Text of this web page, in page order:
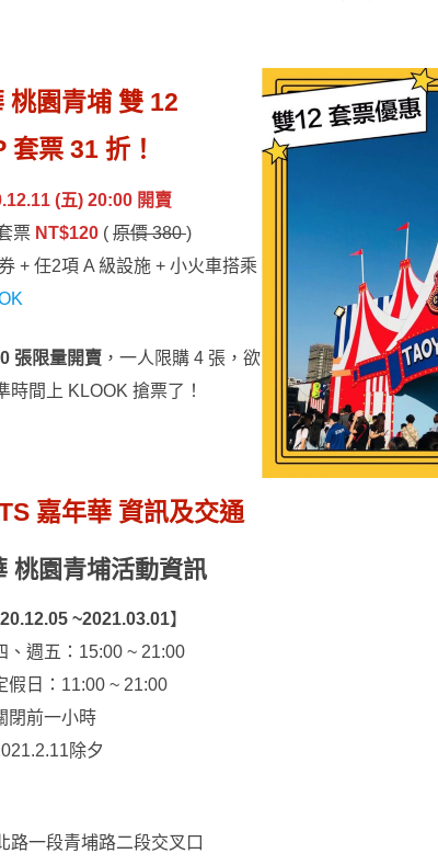
桃園青埔 雙 12
套票 31 折！
(五) 20:00 開賣
票 NT$120 ( 原價 380)
+ 任2項 A 級設施 + 小火車搭乘
張限量開賣 ，一人限購 4 張，欲
時間上 KLOOK 搶票了！
嘉年華 資訊及交通
桃園青埔活動資訊
~2021.03.01】
、週五：15:00 ~ 21:00
假日：11:00 ~ 21:00
閉前一小時
除夕
路一段青埔路二段交叉口